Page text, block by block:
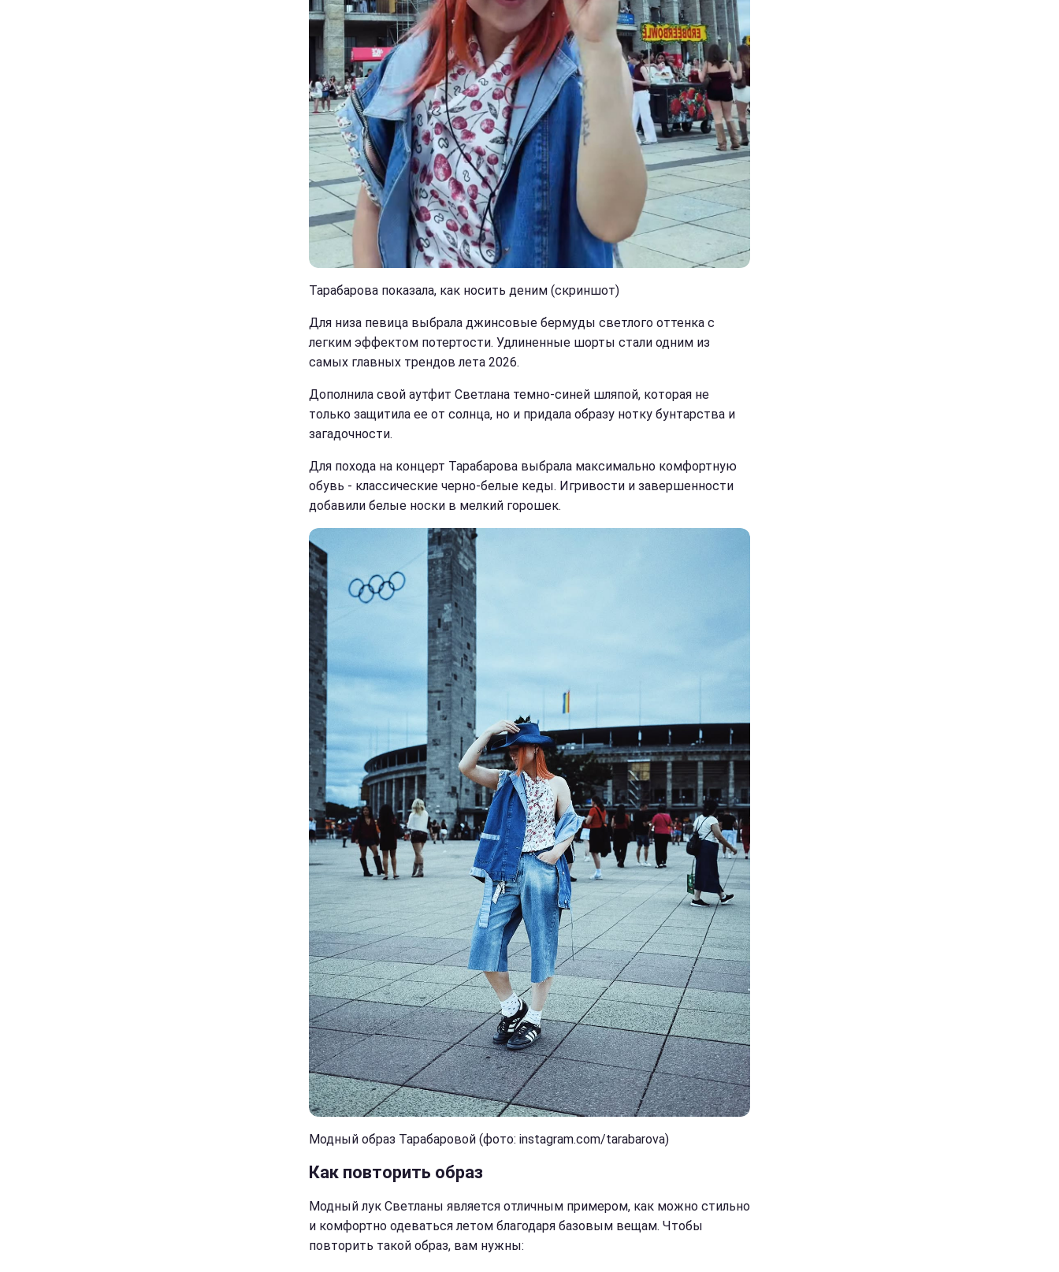
Тарабарова показала, как носить деним (скриншот)
Для низа певица выбрала джинсовые бермуды светлого оттенка с
легким эффектом потертости. Удлиненные шорты стали одним из
самых главных трендов лета 2026.
Дополнила свой аутфит Светлана темно-синей шляпой, которая не
только защитила ее от солнца, но и придала образу нотку бунтарства и
загадочности.
Для похода на концерт Тарабарова выбрала максимально комфортную
обувь - классические черно-белые кеды. Игривости и завершенности
добавили белые носки в мелкий горошек.
Модный образ Тарабаровой (фото: instagram.com/tarabarova)
Как повторить образ
Модный лук Светланы является отличным примером, как можно стильно
и комфортно одеваться летом благодаря базовым вещам. Чтобы
повторить такой образ, вам нужны: